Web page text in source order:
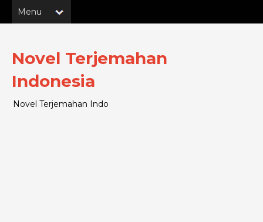
Novel Terjemahan
Indonesia
Novel Terjemahan Indo